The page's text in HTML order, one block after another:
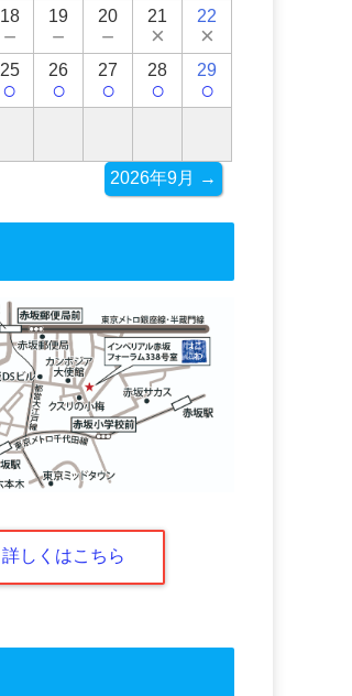
18
－
19
－
20
－
21
×
22
×
25
○
26
○
27
○
28
○
29
○
2026年9月 →
詳しくはこちら